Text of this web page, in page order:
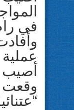
في